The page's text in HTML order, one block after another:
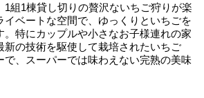
1組1棟貸し切りの贅沢ないちご狩りが楽
イベートな空間で、ゆっくりといちごを
。特にカップルや小さなお子様連れの家
新の技術を駆使して栽培されたいちご
で、スーパーでは味わえない完熟の美味